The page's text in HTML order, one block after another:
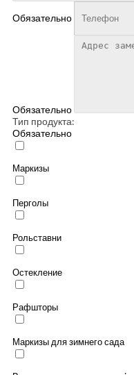
Обязательно
Обязательно
Тип продукта:
Обязательно
Маркизы
Перголы
Рольставни
Остекление
Рафшторы
Маркизы для зимнего сада